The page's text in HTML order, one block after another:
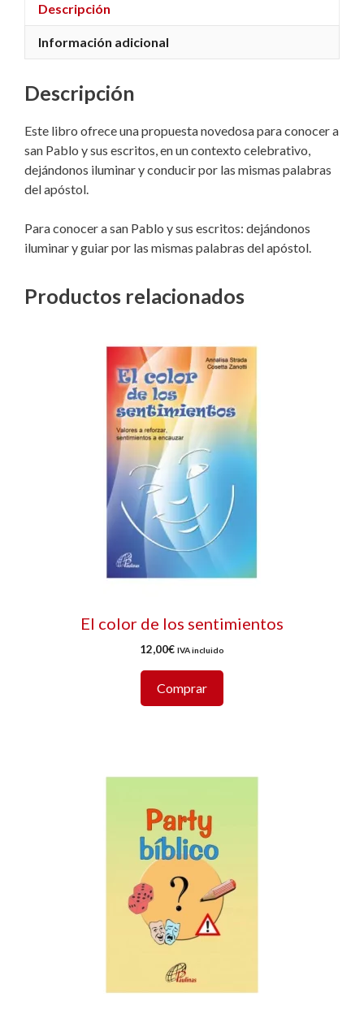
Descripción
Información adicional
Descripción
Este libro ofrece una propuesta novedosa para conocer a
san Pablo y sus escritos, en un contexto celebrativo,
dejándonos iluminar y conducir por las mismas palabras
del apóstol.
Para conocer a san Pablo y sus escritos: dejándonos
iluminar y guiar por las mismas palabras del apóstol.
Productos relacionados
El color de los sentimientos
12,00€ IVA incluido
Comprar